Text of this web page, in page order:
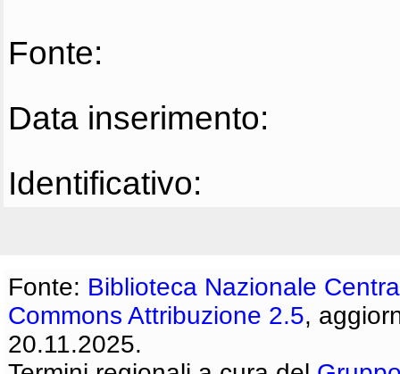
Fonte:
Data inserimento:
Identificativo:
Fonte: Biblioteca Nazionale
Commons Attribuzione 2.5,
20.11.2025.